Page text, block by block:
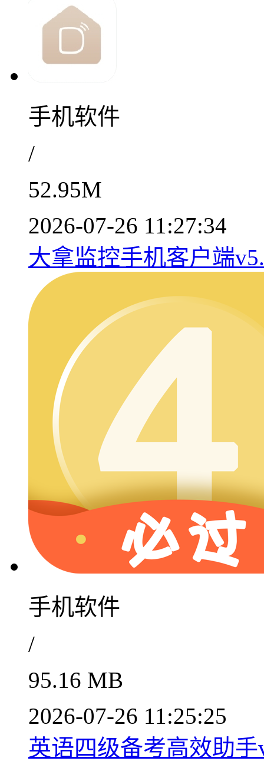
手机软件
/
52.95M
2026-07-26 11:27:34
大拿监控手机客户端
手机软件
/
95.16 MB
2026-07-26 11:25:25
英语四级备考高效助手